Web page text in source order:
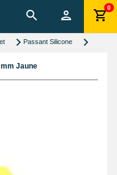
0
Passant Silicone
Jaune